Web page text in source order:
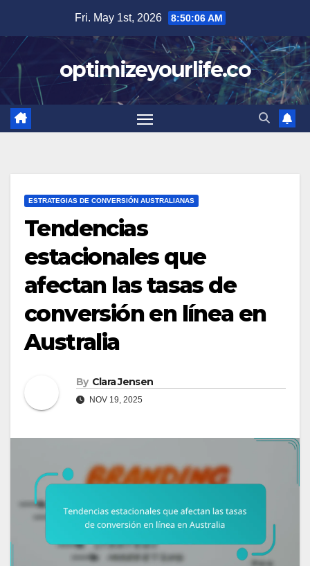
content
Fri. May 1st, 2026 8:50:07 AM
optimizeyourlife.co
ESTRATEGIAS DE CONVERSIÓN AUSTRALIANAS
Tendencias
estacionales que
afectan las tasas de
conversión en línea en
Australia
By Clara Jensen
NOV 19, 2025